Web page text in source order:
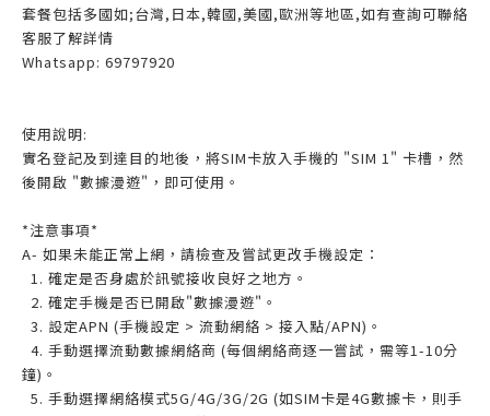
套餐包括多國如;台灣,日本,韓國,美國,歐洲等地區,如有查詢可聯絡
客服了解詳情
Whatsapp: 69797920
使用說明:
實名登記及到達目的地後，將SIM卡放入手機的 "SIM 1" 卡槽，然
後開啟 "數據漫遊"，即可使用。
*注意事項*
A- 如果未能正常上網，請檢查及嘗試更改手機設定：
1. 確定是否身處於訊號接收良好之地方。
2. 確定手機是否已開啟"數據漫遊"。
3. 設定APN (手機設定 > 流動網絡 > 接入點/APN)。
4. 手動選擇流動數據網絡商 (每個網絡商逐一嘗試，需等1-10分
鐘)。
5. 手動選擇網絡模式5G/4G/3G/2G (如SIM卡是4G數據卡，則手